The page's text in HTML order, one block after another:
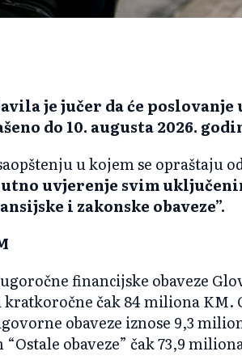
je jučer da će poslovanje
do 10. augusta 2026.
u kojem se opraštaju
uvjerenje svim
i zakonske obaveze”.
financijske obaveze
čak 84 miliona KM.
obaveze iznose 9,3
obaveze” čak 73,9